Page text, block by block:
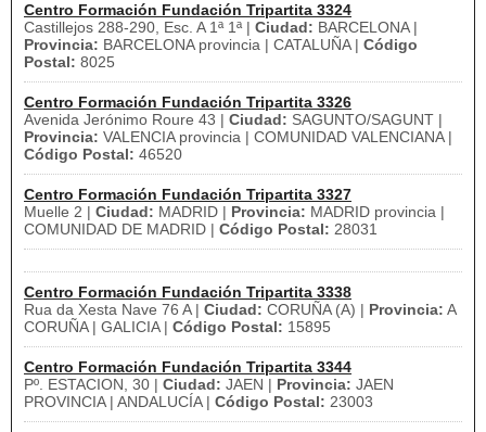
Centro Formación Fundación Tripartita 3324
Castillejos 288-290, Esc. A 1ª 1ª | Ciudad: BARCELONA |
Provincia: BARCELONA provincia | CATALUÑA | Código
Postal: 8025
Centro Formación Fundación Tripartita 3326
Avenida Jerónimo Roure 43 | Ciudad: SAGUNTO/SAGUNT |
Provincia: VALENCIA provincia | COMUNIDAD VALENCIANA |
Código Postal: 46520
Centro Formación Fundación Tripartita 3327
Muelle 2 | Ciudad: MADRID | Provincia: MADRID provincia |
COMUNIDAD DE MADRID | Código Postal: 28031
Centro Formación Fundación Tripartita 3338
Rua da Xesta Nave 76 A | Ciudad: CORUÑA (A) | Provincia: A
CORUÑA | GALICIA | Código Postal: 15895
Centro Formación Fundación Tripartita 3344
Pº. ESTACION, 30 | Ciudad: JAEN | Provincia: JAEN
PROVINCIA | ANDALUCÍA | Código Postal: 23003